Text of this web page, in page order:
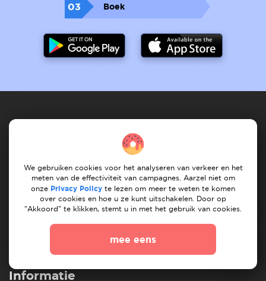
03 Boek
Hoe het werkt registreet services
Mijn services
Mijn taken
Vind dienst Onze services
Klant
Vind klusjesman
Informatie
We gebruiken cookies voor het analyseren van verkeer en het
meten van de effectiviteit van campagnes. Aarzel niet om
onze Privacy Policy te lezen om meer te weten te komen
over cookies en hoe u ze kunt uitschakelen. Door op
"Akkoord" te klikken, stemt u in met het gebruik van cookies.
mee eens